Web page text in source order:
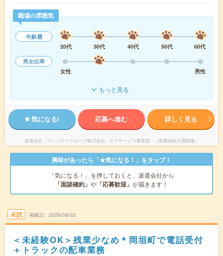
職場の雰囲気
年齢層
20代
30代 40代 50代
60代
男女比率
女性
男性
もっと見る
気になる! 応募へ進む 詳しく見る
派遣会社 マンパワーグループ株式会社 ケアサービス事業部 （医療福祉介護関連）
興味があったら「★気になる！」をタップ！
「気になる！」を押しておくと、派遣会社から
「面談確約」 や 「応募歓迎」 が届きます！
未読 掲載日 2026/08/02
＜未経験OK＞残業少なめ＊岡垣町で電話受付
＋トラックの配車業務